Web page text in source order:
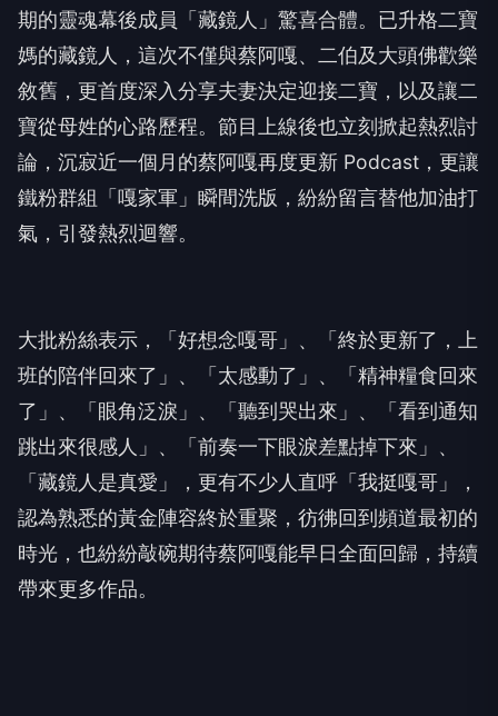
期的靈魂幕後成員「藏鏡人」驚喜合體。已升格二寶
媽的藏鏡人，這次不僅與蔡阿嘎、二伯及大頭佛歡樂
敘舊，更首度深入分享夫妻決定迎接二寶，以及讓二
寶從母姓的心路歷程。節目上線後也立刻掀起熱烈討
論，沉寂近一個月的蔡阿嘎再度更新 Podcast，更讓
鐵粉群組「嘎家軍」瞬間洗版，紛紛留言替他加油打
氣，引發熱烈迴響。
大批粉絲表示，「好想念嘎哥」、「終於更新了，上
班的陪伴回來了」、「太感動了」、「精神糧食回來
了」、「眼角泛淚」、「聽到哭出來」、「看到通知
跳出來很感人」、「前奏一下眼淚差點掉下來」、
「藏鏡人是真愛」，更有不少人直呼「我挺嘎哥」，
認為熟悉的黃金陣容終於重聚，彷彿回到頻道最初的
時光，也紛紛敲碗期待蔡阿嘎能早日全面回歸，持續
帶來更多作品。